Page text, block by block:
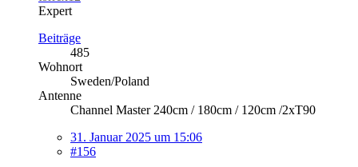
Expert
Beiträge
485
Wohnort
Sweden/Poland
Antenne
Channel Master 240cm / 180cm / 120cm /2xT90
31. Januar 2025 um 15:06
#156